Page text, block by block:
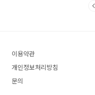
이용약관
개인정보처리방침
문의